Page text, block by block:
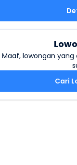
Maaf, lowongan
Cari